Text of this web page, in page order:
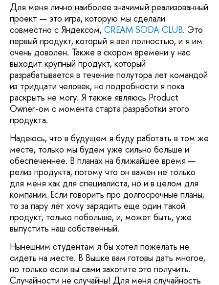
Для меня лично наиболее значимый реализованный
проект — это игра, которую мы сделали
совместно с Яндексом, CREAM SODA CLUB. Это
первый продукт, который я вел полностью, и я им
очень доволен. Также в скором времени у нас
выходит крупный продукт, который
разрабатывается в течение полутора лет командой
из тридцати человек, но подробности я пока
раскрыть не могу. Я также являюсь Product
Owner-ом с момента старта разработки этого
продукта.
Надеюсь, что в будущем я буду работать в том же
месте, только мы будем уже сильно больше и
обеспеченнее. В планах на ближайшее время —
релиз продукта, потому что он важен не только
для меня как для специалиста, но и в целом для
компании. Если говорить про долгосрочные планы,
то за пару лет хочу зарядить еще один такой
продукт, только побольше, и, может быть, уже
выпустить наш собственный.
Нынешним студентам я бы хотел пожелать не
сидеть на месте. В Вышке вам готовы дать многое,
но только если вы сами захотите это получить.
Случайности не случайны! Для меня случайность